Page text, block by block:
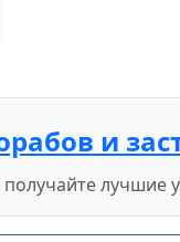
и
лучшие